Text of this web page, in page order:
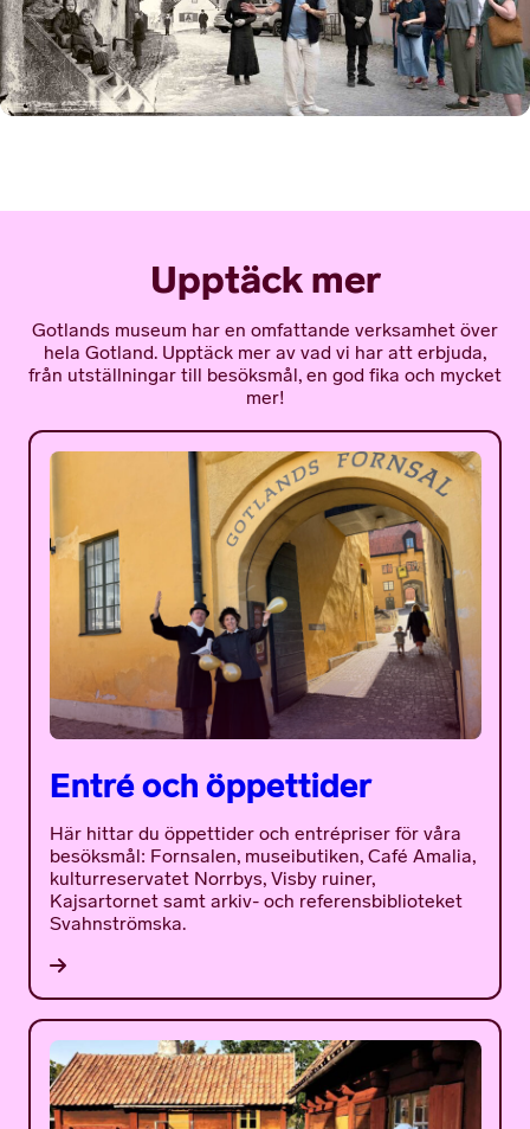
Upptäck mer
Gotlands museum har en omfattande verksamhet över
hela Gotland. Upptäck mer av vad vi har att erbjuda,
från utställningar till besöksmål, en god fika och mycket
mer!
Entré och öppettider
Här hittar du öppettider och entrépriser för våra
besöksmål: Fornsalen, museibutiken, Café Amalia,
kulturreservatet Norrbys, Visby ruiner,
Kajsartornet samt arkiv- och referensbiblioteket
Svahnströmska.